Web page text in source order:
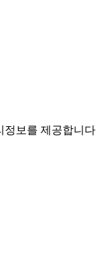
정보를 제공합니다